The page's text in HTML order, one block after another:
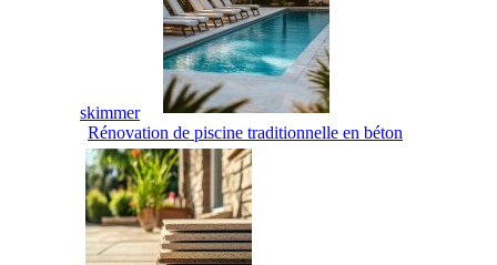
skimmer
Rénovation de piscine traditionnelle en béton